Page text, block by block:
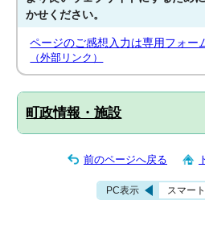
かせください。
ページのご感想入力は専用フォー
（外部リンク）
町政情報・施設
前のページへ戻る
PC表示 スマー